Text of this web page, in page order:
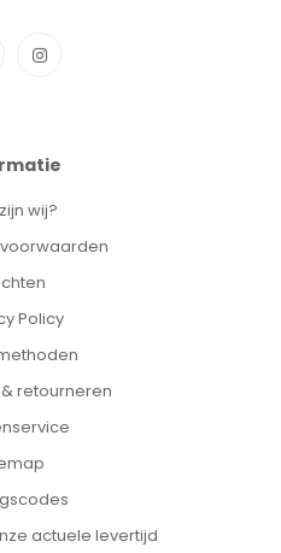
wij?
Policy
retourneren
actuele levertijd